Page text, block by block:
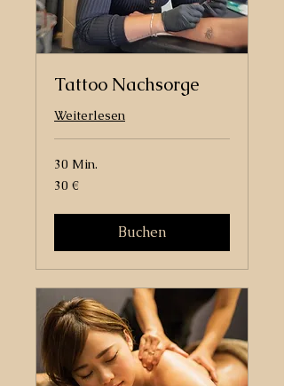
Tattoo Nachsorge
Weiterlesen
30 Min.
30
Euro
30 €
Buchen